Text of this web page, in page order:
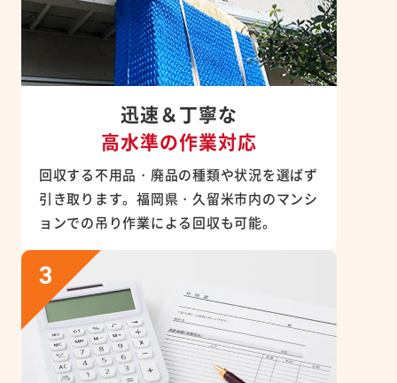
迅速＆丁寧な
高水準の作業対応
回収する不用品・廃品の種類や状況を選ばず
引き取ります。福岡県・久留米市内のマンシ
ョンでの吊り作業による回収も可能。